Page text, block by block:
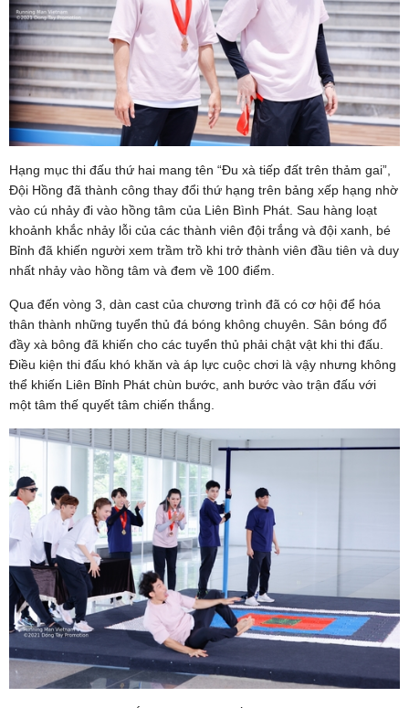
Hạng mục thi đấu thứ hai mang tên “Đu xà tiếp đất trên thảm gai”,
Đội Hồng đã thành công thay đổi thứ hạng trên bảng xếp hạng nhờ
vào cú nhảy đi vào hồng tâm của Liên Bình Phát. Sau hàng loạt
khoảnh khắc nhảy lỗi của các thành viên đội trắng và đội xanh, bé
Bỉnh đã khiến người xem trầm trồ khi trở thành viên đầu tiên và duy
nhất nhảy vào hồng tâm và đem về 100 điểm.
Qua đến vòng 3, dàn cast của chương trình đã có cơ hội để hóa
thân thành những tuyển thủ đá bóng không chuyên. Sân bóng đổ
đầy xà bông đã khiến cho các tuyển thủ phải chật vật khi thi đấu.
Điều kiện thi đấu khó khăn và áp lực cuộc chơi là vậy nhưng không
thể khiến Liên Bỉnh Phát chùn bước, anh bước vào trận đấu với
một tâm thế quyết tâm chiến thắng.